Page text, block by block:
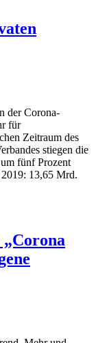
der Corona-
für
Zeitraum des
stiegen die
fünf Prozent
13,65 Mrd.